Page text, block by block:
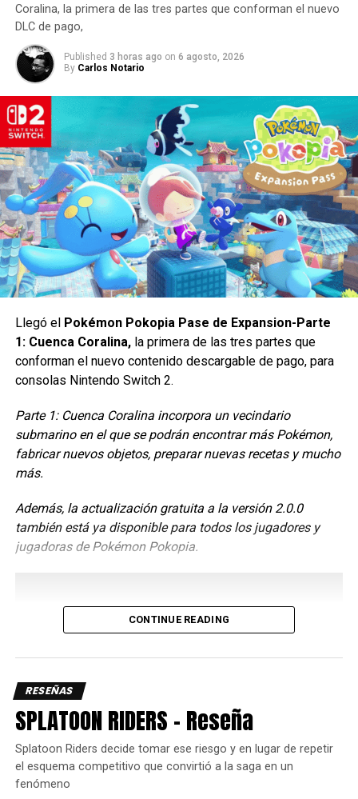
UP NEXT
ESTOS SON LLS GRANDIOSOS JUEGOS
GRATUITOS DE JUNIO PARA LOS SUSCRIPTORES
DE PLAYSTATION PLUS
DON'T MISS
Avengers reassemble, el nuevo juego de
Marvel
Yosimar Astivia
Coralina, la primera de las tres partes que conforman el nuevo
DLC de pago,
Published 3 horas ago on 6 agosto, 2026
By Carlos Notario
Llegó el Pokémon Pokopia Pase de Expansion-Parte
1: Cuenca Coralina,la primera de las tres partes que
conforman el nuevo contenido descargable de pago, para
consolas Nintendo Switch 2.
Parte 1: Cuenca Coralina incorpora un vecindario
submarino en el que se podrán encontrar más Pokémon,
fabricar nuevos objetos, preparar nuevas recetas y mucho
más.
Además, la actualización gratuita a la versión 2.0.0
también está ya disponible para todos los jugadores y
jugadoras de Pokémon Pokopia.
CONTINUE READING
RESEÑAS
SPLATOON RIDERS – Reseña
Splatoon Riders decide tomar ese riesgo y en lugar de repetir
el esquema competitivo que convirtió a la saga en un
fenómeno